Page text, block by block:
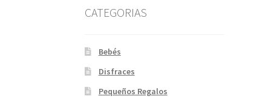
CATEGORIAS
Bebés
Disfraces
Pequeños Regalos